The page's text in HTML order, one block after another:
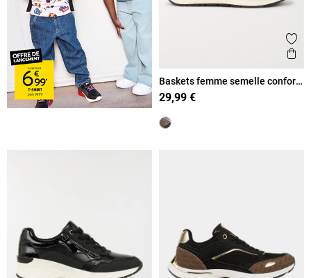
Baskets femme semelle confort
(36-41)
29,99 €